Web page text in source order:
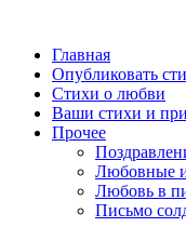
Главная
Опубликовать
Стихи о любви
Ваши стихи и
Прочее
Любовные
Любовь в
Письмо